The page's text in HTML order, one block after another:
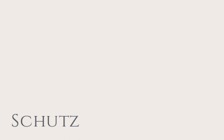
Schutz